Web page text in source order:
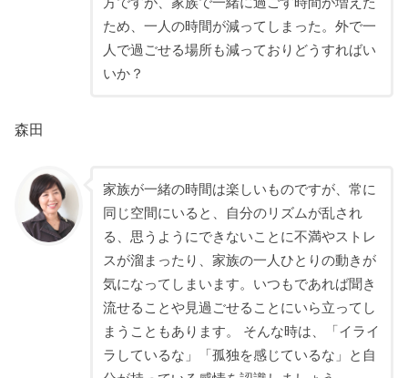
ため、一人の時間が減ってしまった。外で一
人で過ごせる場所も減っておりどうすればい
いか？
森田
家族が一緒の時間は楽しいものですが、常に
同じ空間にいると、自分のリズムが乱され
る、思うようにできないことに不満やストレ
スが溜まったり、家族の一人ひとりの動きが
気になってしまいます。いつもであれば聞き
流せることや見過ごせることにいら立ってし
まうこともあります。 そんな時は、「イライ
ラしているな」「孤独を感じているな」と自